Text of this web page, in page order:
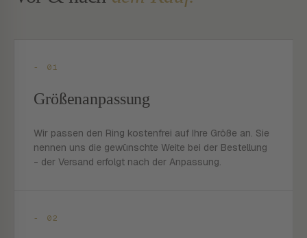
- 01
Größenanpassung
Wir passen den Ring kostenfrei auf Ihre Größe an. Sie
nennen uns die gewünschte Weite bei der Bestellung
- der Versand erfolgt nach der Anpassung.
- 02